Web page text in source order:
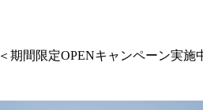
期間限定OPENキャンペーン実施